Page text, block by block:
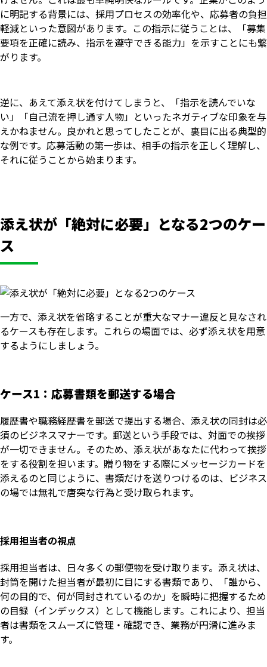
に明記する背景には、採用プロセスの効率化や、応募者の負担
軽減といった意図があります。この指示に従うことは、「募集
要項を正確に読み、指示を遵守できる能力」を示すことにも繋
がります。
逆に、あえて添え状を付けてしまうと、「指示を読んでいな
い」「自己流を押し通す人物」といったネガティブな印象を与
えかねません。良かれと思ってしたことが、裏目に出る典型的
な例です。応募活動の第一歩は、相手の指示を正しく理解し、
それに従うことから始まります。
添え状が「絶対に必要」となる2つのケー
ス
一方で、添え状を省略することが重大なマナー違反と見なされ
るケースも存在します。これらの場面では、必ず添え状を用意
するようにしましょう。
ケース1：応募書類を郵送する場合
履歴書や職務経歴書を郵送で提出する場合、添え状の同封は必
須のビジネスマナーです。郵送という手段では、対面での挨拶
が一切できません。そのため、添え状があなたに代わって挨拶
をする役割を担います。贈り物をする際にメッセージカードを
添えるのと同じように、書類だけを送りつけるのは、ビジネス
の場では無礼で唐突な行為と受け取られます。
採用担当者の視点
採用担当者は、日々多くの郵便物を受け取ります。添え状は、
封筒を開けた担当者が最初に目にする書類であり、「誰から、
何の目的で、何が同封されているのか」を瞬時に把握するため
の目録（インデックス）として機能します。これにより、担当
者は書類をスムーズに管理・確認でき、業務が円滑に進みま
す。